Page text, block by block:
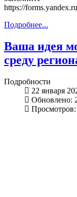
https://
Подробнее...
Ваша идея
среду
Подробности
22 января
Обновлено: